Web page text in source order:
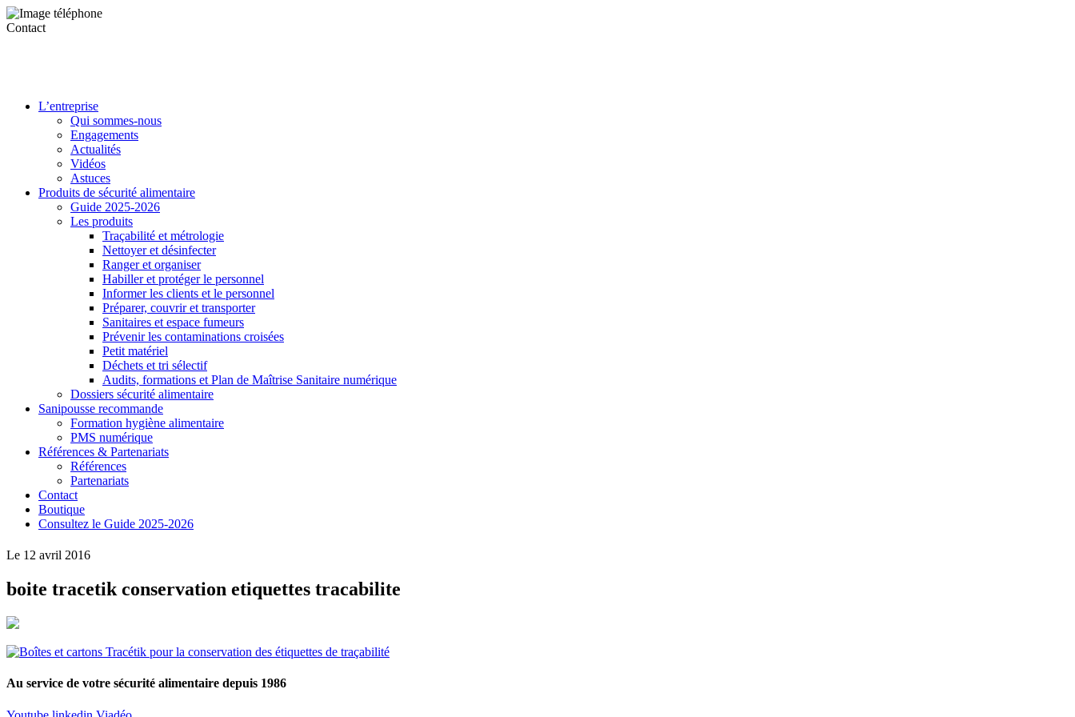
Contact
L’entreprise
Qui sommes-nous
Engagements
Actualités
Vidéos
Astuces
Produits de sécurité alimentaire
Guide 2025-2026
Les produits
Traçabilité et métrologie
Nettoyer et désinfecter
Ranger et organiser
Habiller et protéger le personnel
Informer les clients et le personnel
Préparer, couvrir et transporter
Sanitaires et espace fumeurs
Prévenir les contaminations croisées
Petit matériel
Déchets et tri sélectif
Audits, formations et Plan de Maîtrise Sanitaire numérique
Dossiers sécurité alimentaire
Sanipousse recommande
Formation hygiène alimentaire
PMS numérique
Références & Partenariats
Références
Partenariats
Contact
Boutique
Consultez le Guide 2025-2026
Le 12 avril 2016
boite tracetik conservation etiquettes tracabilite
Au service de votre sécurité alimentaire depuis 1986